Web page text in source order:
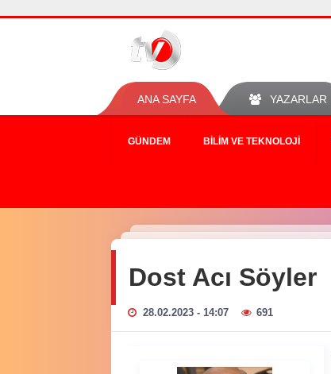
ANA SAYFA YAZARLAR
GÜNDEM BILIM VE TEKNOLOJI
Dost Acı Söyler
28.02.2023 - 14:07 691